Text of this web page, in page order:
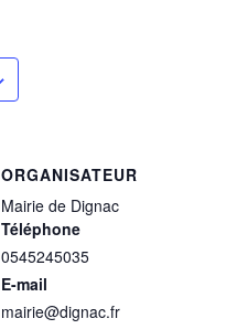
ORGANISATEUR
Mairie de Dignac
Téléphone
0545245035
E-mail
mairie@dignac.fr